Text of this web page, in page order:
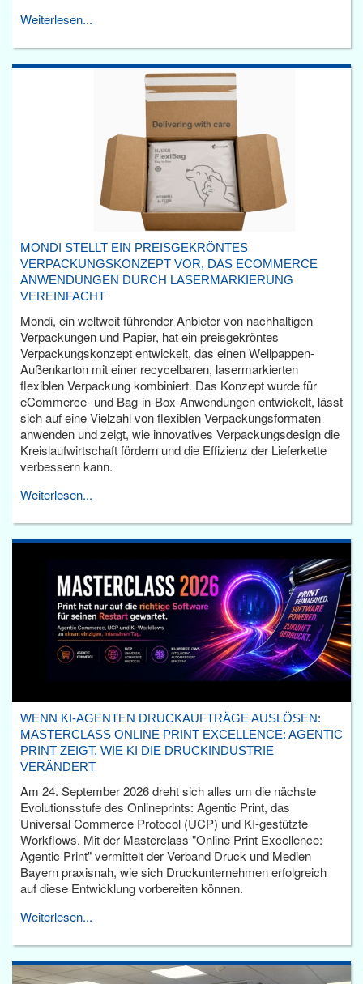
Weiterlesen...
MONDI STELLT EIN PREISGEKRÖNTES
VERPACKUNGSKONZEPT VOR, DAS ECOMMERCE
ANWENDUNGEN DURCH LASERMARKIERUNG
VEREINFACHT
Mondi, ein weltweit führender Anbieter von nachhaltigen
Verpackungen und Papier, hat ein preisgekröntes
Verpackungskonzept entwickelt, das einen Wellpappen-
Außenkarton mit einer recycelbaren, lasermarkierten
flexiblen Verpackung kombiniert. Das Konzept wurde für
eCommerce- und Bag-in-Box-Anwendungen entwickelt, lässt
sich auf eine Vielzahl von flexiblen Verpackungsformaten
anwenden und zeigt, wie innovatives Verpackungsdesign die
Kreislaufwirtschaft fördern und die Effizienz der Lieferkette
verbessern kann.
Weiterlesen...
WENN KI-AGENTEN DRUCKAUFTRÄGE AUSLÖSEN:
MASTERCLASS ONLINE PRINT EXCELLENCE: AGENTIC
PRINT ZEIGT, WIE KI DIE DRUCKINDUSTRIE
VERÄNDERT
Am 24. September 2026 dreht sich alles um die nächste
Evolutionsstufe des Onlineprints: Agentic Print, das
Universal Commerce Protocol (UCP) und KI-gestützte
Workflows. Mit der Masterclass "Online Print Excellence:
Agentic Print" vermittelt der Verband Druck und Medien
Bayern praxisnah, wie sich Druckunternehmen erfolgreich
auf diese Entwicklung vorbereiten können.
Weiterlesen...